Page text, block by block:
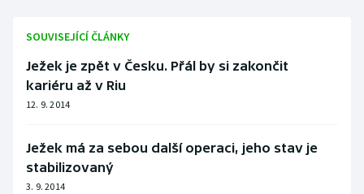
SOUVISEJÍCÍ ČLÁNKY
Ježek je zpět v Česku. Přál by si zakončit
kariéru až v Riu
12. 9. 2014
Ježek má za sebou další operaci, jeho stav je
stabilizovaný
3. 9. 2014